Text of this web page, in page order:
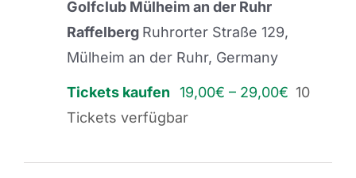
Golfclub Mülheim an der Ruhr
Raffelberg Ruhrorter Straße 129,
Mülheim an der Ruhr, Germany
Tickets kaufen 19,00€ – 29,00€ 10
Tickets verfügbar